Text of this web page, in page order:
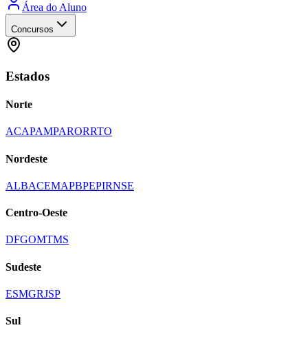
Área do Aluno
Concursos
Estados
Norte
ACAPAMPARORRTO
Nordeste
ALBACEMAPBPEPIRNSE
Centro-Oeste
DFGOMTMS
Sudeste
ESMGRJSP
Sul